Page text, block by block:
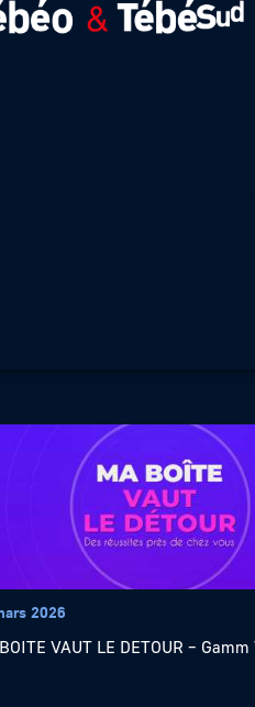
BOITE
2026
VAUT LE DETOUR –